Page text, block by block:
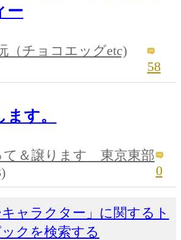
ー
（チョコエッグetc)
58
す。
て＆譲ります 東京東部
0
キャラクター」に関するト
ックを検索する